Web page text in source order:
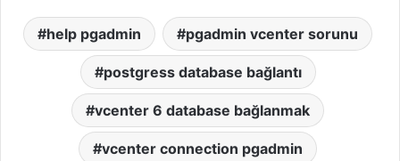
help pgadmin pgadmin vcenter sorunu
postgress database bağlantı
vcenter 6 database bağlanmak
vcenter connection pgadmin